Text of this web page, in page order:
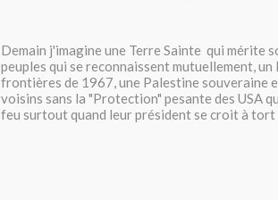
Demain j'imagine une Terre Sainte qui mérite
peuples qui se reconnaissent mutuellement,
frontières de 1967, une Palestine souveraine
voisins sans la "Protection" pesante des USA
feu surtout quand leur président se croit à tort